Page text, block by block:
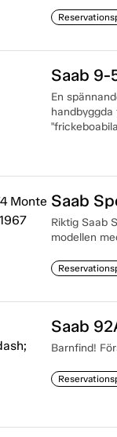
Saab 9-
En
Saab
Riktig Saab
modellen
Saab
Barnfind!